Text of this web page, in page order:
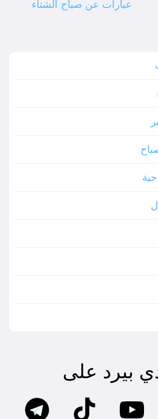
عبارات عن صباح الشتاء
بيرد على